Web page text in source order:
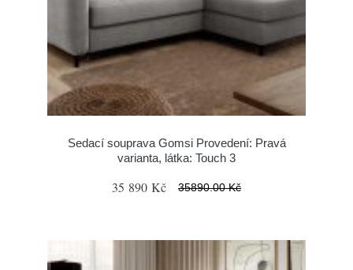
Sedací souprava Gomsi Provedení: Pravá
varianta, látka: Touch 3
35 890 Kč 35890.00 Kč